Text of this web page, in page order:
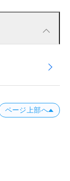
ページ上部へ